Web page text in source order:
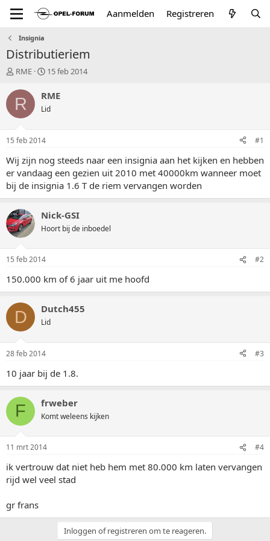
Aanmelden Registreren
Insignia
Distributieriem
T
p
t
a
r
t
e
r
RME
S
a
t
u
m
15 feb 2014
R RME
Lid
15 feb 2014 #1
Wij zijn nog steeds naar een insignia aan het kijken en hebben
er vandaag een gezien uit 2010 met 40000km wanneer moet
bij de insignia 1.6 T de riem vervangen worden
Nick-GSI
Hoort bij de inboedel
15 feb 2014 #2
150.000 km of 6 jaar uit me hoofd
D Dutch455
Lid
28 feb 2014 #3
10 jaar bij de 1.8.
F frweber
Komt weleens kijken
11 mrt 2014 #4
ik vertrouw dat niet heb hem met 80.000 km laten vervangen
rijd wel veel stad
gr frans
Inloggen of registreren om te reageren.